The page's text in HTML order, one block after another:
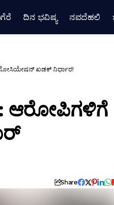
ದಿನ ಭವಿಷ್ಯ ನವದೆಹಲಿ
ಖಡಕ್ ನಿರ್ಧಾರ!
ಆರೋಪಿಗಳಿಗೆ
Share